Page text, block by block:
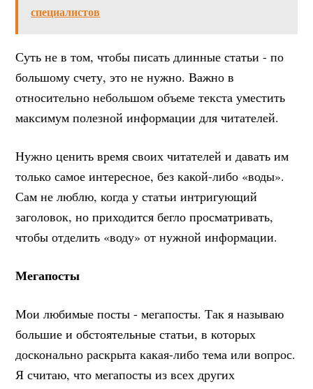
специалистов
Суть не в том, чтобы писать длинные статьи - по
большому счету, это не нужно. Важно в
относительно небольшом объеме текста уместить
максимум полезной информации для читателей.
Нужно ценить время своих читателей и давать им
только самое интересное, без какой-либо «воды».
Сам не люблю, когда у статьи интригующий
заголовок, но приходится бегло просматривать,
чтобы отделить «воду» от нужной информации.
Мегапосты
Мои любимые посты - мегапосты. Так я называю
большие и обстоятельные статьи, в которых
досконально раскрыта какая-либо тема или вопрос.
Я считаю, что мегапосты из всех других